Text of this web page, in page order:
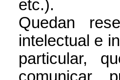
etc.).
Quedan
intelectual e
particular,